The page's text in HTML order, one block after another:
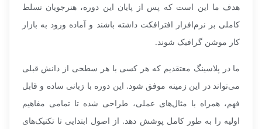
هدف ما این است که پس از پایان این دوره، هنرجویان تسلط
کاملی بر نرم‌افزار افترافکت داشته باشند و آماده ورود به بازار
کار موشن گرافیک شوند.
ما در پلاسینگ معتقدیم که هر کسی با هر سطحی از دانش قبلی
می‌تواند در این زمینه موفق شود. این دوره با زبانی ساده و قابل
فهم، همراه با مثال‌های عملی، طراحی شده تا تمامی مفاهیم
اولیه را به طور کامل پوشش دهد. از اصول ابتدایی تا تکنیک‌های